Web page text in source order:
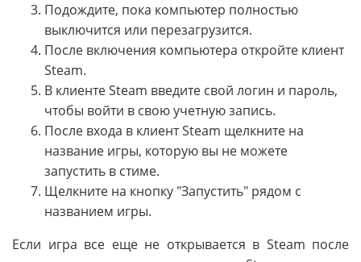
Подождите, пока компьютер полностью
выключится или перезагрузится.
После включения компьютера откройте клиент
Steam.
В клиенте Steam введите свой логин и пароль,
чтобы войти в свою учетную запись.
После входа в клиент Steam щелкните на
название игры, которую вы не можете
запустить в стиме.
Щелкните на кнопку "Запустить" рядом с
названием игры.
Если игра все еще не открывается в Steam после